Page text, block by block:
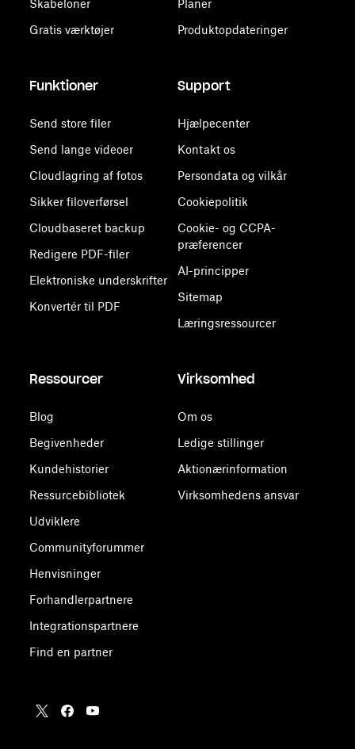
Skabeloner
Gratis værktøjer
Planer
Produktopdateringer
Funktioner
Send store filer
Send lange videoer
Cloudlagring af fotos
Sikker filoverførsel
Cloudbaseret backup
Redigere PDF-filer
Elektroniske underskrifter
Konvertér til PDF
Support
Hjælpecenter
Kontakt os
Persondata og vilkår
Cookiepolitik
Cookie- og CCPA-
præferencer
AI-principper
Sitemap
Læringsressourcer
Ressourcer
Blog
Begivenheder
Kundehistorier
Ressurcebibliotek
Udviklere
Communityforummer
Henvisninger
Forhandlerpartnere
Integrationspartnere
Find en partner
Virksomhed
Om os
Ledige stillinger
Aktionærinformation
Virksomhedens ansvar